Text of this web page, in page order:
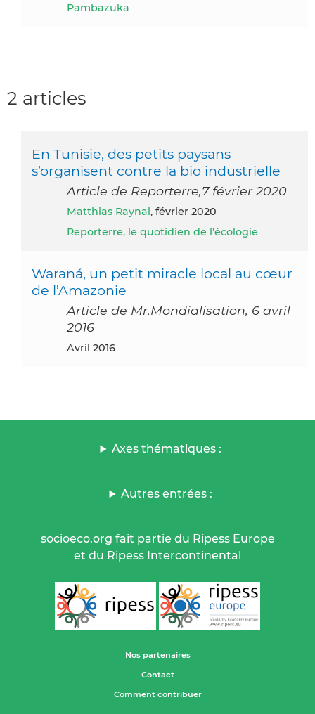
Pambazuka
2 articles
En Tunisie, des petits paysans
s’organisent contre la bio industrielle
Article de Reporterre,7 février 2020
Matthias Raynal, février 2020
Reporterre, le quotidien de l’écologie
Waraná, un petit miracle local au cœur
de l’Amazonie
Article de Mr.Mondialisation, 6 avril
2016
avril 2016
Axes thématiques :
Autres entrées :
socioeco.org fait partie du Ripess Europe
et du Ripess Intercontinental
Nos partenaires
Contact
Comment contribuer